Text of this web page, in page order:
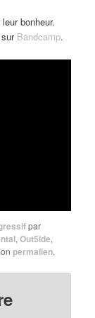
bonheur.
sur Bandcamp.
par
,Out5ide,
permalien.